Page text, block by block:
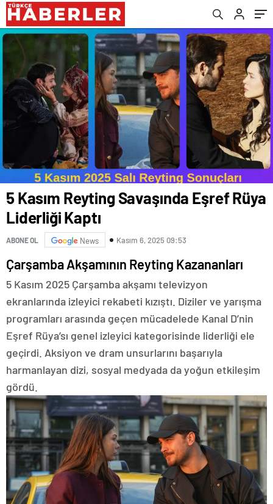
5 Kasım Reyting Savaşında Eşref Rüya
Liderliği Kaptı
ABONE OL News Kasım 6, 2025 09:53
Çarşamba Akşamının Reyting Kazananları
5 Kasım 2025 Çarşamba akşamı televizyon
ekranlarında izleyici rekabeti kızıştı. Diziler ve yarışma
programları arasında geçen mücadelede Kanal D’nin
Eşref Rüya’sı genel izleyici kategorisinde liderliği ele
geçirdi. Aksiyon ve dram unsurlarını başarıyla
harmanlayan dizi, sosyal medyada da yoğun etkileşim
gördü.